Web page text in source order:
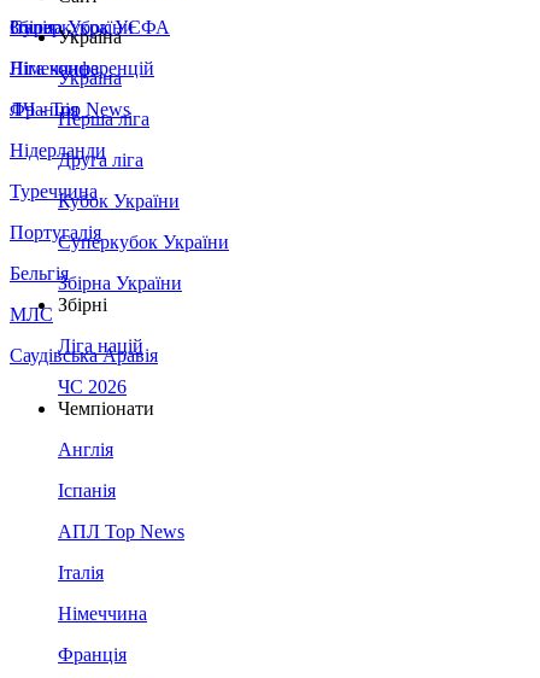
Збірна України
Італія
Німеччина
Франція
Нідерланди
Туреччина
Португалія
Бельгія
МЛС
Саудівська Аравія
Суперкубок УЄФА
Ліга конференцій
ЛЧ - Top News
Україна
Україна
Перша ліга
Друга ліга
Кубок України
Суперкубок України
Збірна України
Збірні
Ліга націй
ЧС 2026
Чемпіонати
Англія
Іспанія
АПЛ Top News
Італія
Німеччина
Франція